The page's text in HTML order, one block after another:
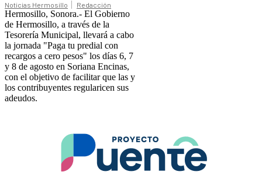
Noticias Hermosillo Redacción
Hermosillo, Sonora.- El Gobierno
de Hermosillo, a través de la
Tesorería Municipal, llevará a cabo
la jornada "Paga tu predial con
recargos a cero pesos" los días 6, 7
y 8 de agosto en Soriana Encinas,
con el objetivo de facilitar que las y
los contribuyentes regularicen sus
adeudos.